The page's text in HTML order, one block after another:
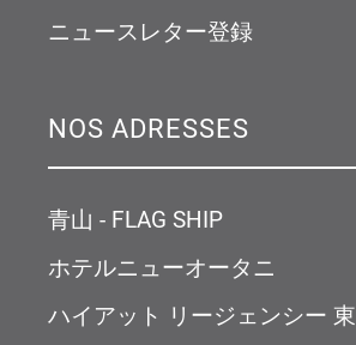
ニュースレター登録
NOS ADRESSES
青山 - FLAG SHIP
ホテルニューオータニ
ハイアット リージェンシー 東